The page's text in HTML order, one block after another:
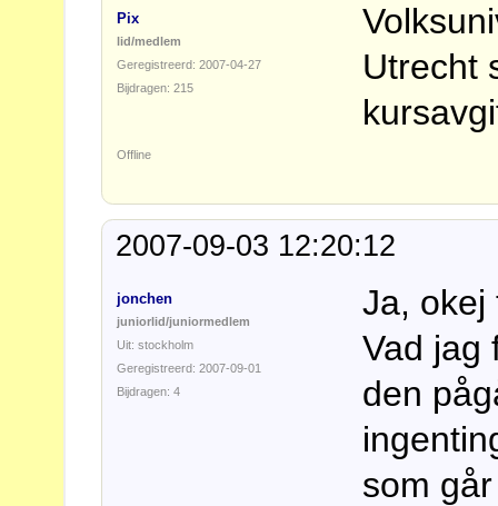
Pix
lid/medlem
Geregistreerd: 2007-04-27
Bijdragen: 215
Utrecht
Offline
2007-09-03 12:20:12
jonchen
juniorlid/juniormedlem
Uit: stockholm
Geregistreerd: 2007-09-01
Bijdragen: 4
Ja, okej
Vad jag
den
som